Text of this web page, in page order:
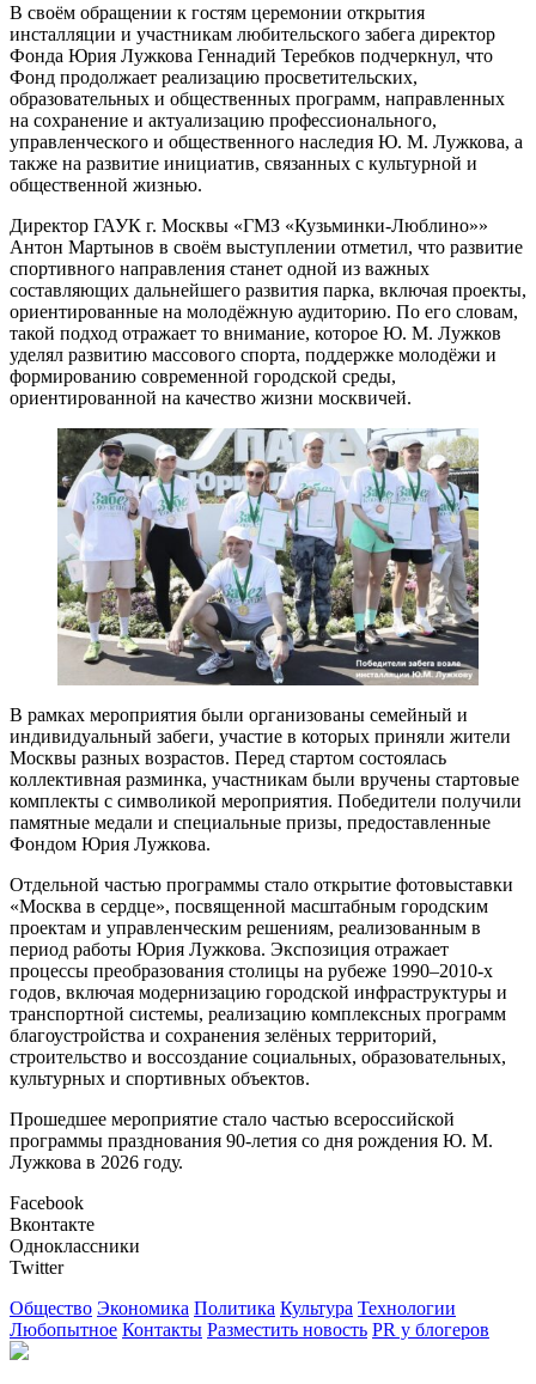
В своём обращении к гостям церемонии открытия
инсталляции и участникам любительского забега директор
Фонда Юрия Лужкова Геннадий Теребков подчеркнул, что
Фонд продолжает реализацию просветительских,
образовательных и общественных программ, направленных
на сохранение и актуализацию профессионального,
управленческого и общественного наследия Ю. М. Лужкова, а
также на развитие инициатив, связанных с культурной и
общественной жизнью.
Директор ГАУК г. Москвы «ГМЗ «Кузьминки-Люблино»»
Антон Мартынов в своём выступлении отметил, что развитие
спортивного направления станет одной из важных
составляющих дальнейшего развития парка, включая проекты,
ориентированные на молодёжную аудиторию. По его словам,
такой подход отражает то внимание, которое Ю. М. Лужков
уделял развитию массового спорта, поддержке молодёжи и
формированию современной городской среды,
ориентированной на качество жизни москвичей.
В рамках мероприятия были организованы семейный и
индивидуальный забеги, участие в которых приняли жители
Москвы разных возрастов. Перед стартом состоялась
коллективная разминка, участникам были вручены стартовые
комплекты с символикой мероприятия. Победители получили
памятные медали и специальные призы, предоставленные
Фондом Юрия Лужкова.
Отдельной частью программы стало открытие фотовыставки
«Москва в сердце», посвященной масштабным городским
проектам и управленческим решениям, реализованным в
период работы Юрия Лужкова. Экспозиция отражает
процессы преобразования столицы на рубеже 1990–2010-х
годов, включая модернизацию городской инфраструктуры и
транспортной системы, реализацию комплексных программ
благоустройства и сохранения зелёных территорий,
строительство и воссоздание социальных, образовательных,
культурных и спортивных объектов.
Прошедшее мероприятие стало частью всероссийской
программы празднования 90-летия со дня рождения Ю. М.
Лужкова в 2026 году.
Facebook
Вконтакте
Одноклассники
Twitter
Общество Экономика Политика Культура Технологии
Любопытное Контакты Разместить новость PR у блогеров